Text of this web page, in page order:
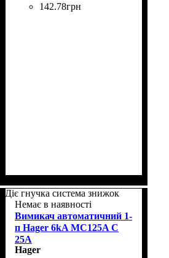
142.78грн
Діє гнучка система знижок
Немає в наявності
Вимикач автоматичний 1-
п Hager 6kA MC125A C
25A
Hager